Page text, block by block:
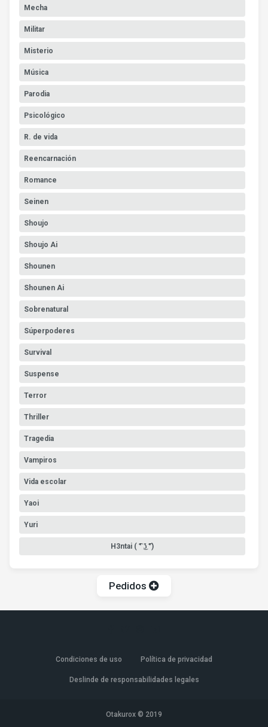
Mecha
Militar
Misterio
Música
Parodia
Psicológico
R. de vida
Reencarnación
Romance
Seinen
Shoujo
Shoujo Ai
Shounen
Shounen Ai
Sobrenatural
Súperpoderes
Survival
Suspense
Terror
Thriller
Tragedia
Vampiros
Vida escolar
Yaoi
Yuri
H3ntai ( ͡° ͜ʖ ͡°)
Pedidos
Condiciones de uso Política de privacidad
Deslinde de responsabilidades legales
Otakurox © 2019